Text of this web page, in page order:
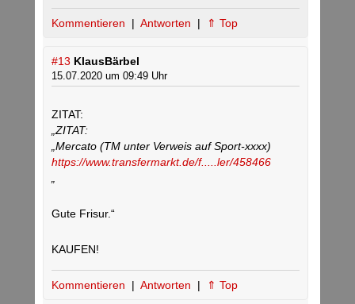
Kommentieren | Antworten | ⇑ Top
#13 KlausBärbel
15.07.2020 um 09:49 Uhr
ZITAT:
„ZITAT:
„Mercato (TM unter Verweis auf Sport-xxxx)
https://www.transfermarkt.de/f.....ler/458466
Gute Frisur.“
KAUFEN!
Kommentieren | Antworten | ⇑ Top